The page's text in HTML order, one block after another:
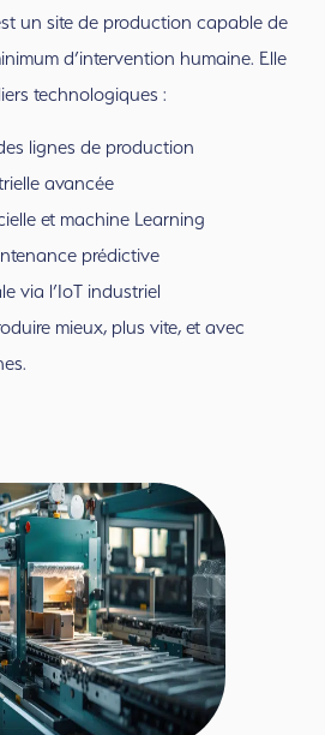
un site de production capable de
d’intervention humaine. Elle
technologiques :
lignes de production
avancée
et machine Learning
prédictive
via l’IoT industriel
mieux, plus vite, et avec